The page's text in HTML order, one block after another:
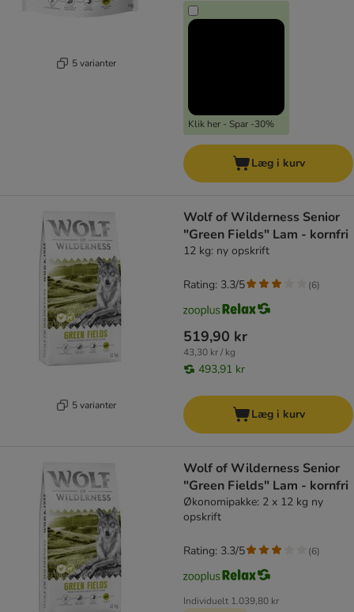
5 varianter
Klik her - Spar -30%
Læg i kurv
5 varianter
Wolf of Wilderness Senior
"Green Fields" Lam - kornfri
12 kg: ny opskrift
519,90 kr
43,30 kr / kg
493,91 kr
Rating: 3.3/5 (6)
Læg i kurv
Wolf of Wilderness Senior
"Green Fields" Lam - kornfri
Økonomipakke: 2 x 12 kg ny
opskrift
Individuelt 1.039,80 kr
Rating: 3.3/5 (6)